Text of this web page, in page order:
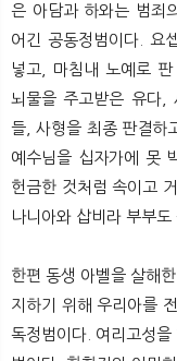
은 아담과 하와는 범죄
어긴 공동정범이다. 요
넣고, 마침내 노예로 판
뇌물을 주고받은 유다,
들, 사형을 최종 판결하
예수님을 십자가에 못
헌금한 것처럼 속이고
나니아와 삽비라 부부도
한편 동생 아벨을 살해
지하기 위해 우리아를
독정범이다. 여리고성